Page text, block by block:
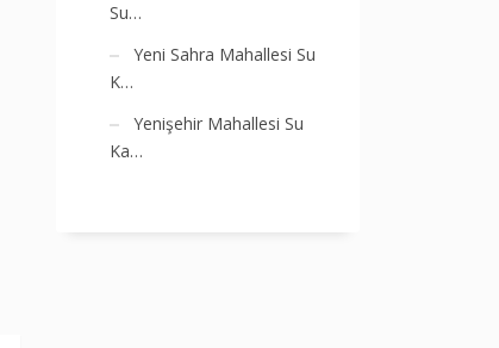
Su…
Yeni Sahra Mahallesi Su
K…
Yenişehir Mahallesi Su
Ka…